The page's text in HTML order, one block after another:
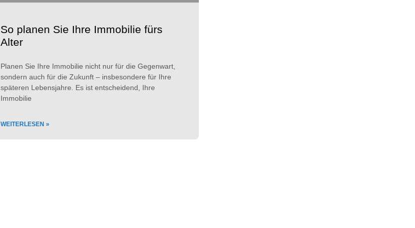
So planen Sie Ihre Immobilie fürs
Alter
Planen Sie Ihre Immobilie nicht nur für die Gegenwart,
sondern auch für die Zukunft – insbesondere für Ihre
späteren Lebensjahre. Es ist entscheidend, Ihre
Immobilie
WEITERLESEN »